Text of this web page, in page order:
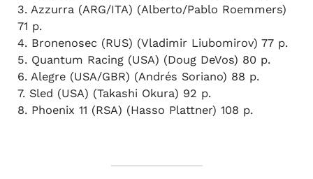
3. Azzurra (ARG/ITA) (Alberto/Pablo Roemmers)
71 p.
4. Bronenosec (RUS) (Vladimir Liubomirov) 77 p.
5. Quantum Racing (USA) (Doug DeVos) 80 p.
6. Alegre (USA/GBR) (Andrés Soriano) 88 p.
7. Sled (USA) (Takashi Okura) 92 p.
8. Phoenix 11 (RSA) (Hasso Plattner) 108 p.